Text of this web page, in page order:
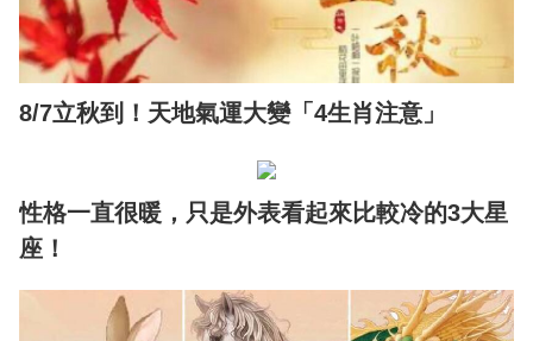
8/7立秋到！天地氣運大變「4生肖注意」
性格一直很暖，只是外表看起來比較冷的3大星
座！